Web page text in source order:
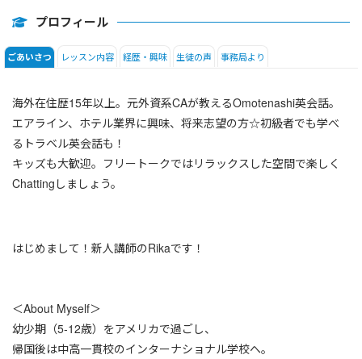
プロフィール
ごあいさつ レッスン内容 経歴・興味 生徒の声 事務局より
海外在住歴15年以上。元外資系CAが教えるOmotenashi英会話。
エアライン、ホテル業界に興味、将来志望の方☆初級者でも学べ
るトラベル英会話も！
キッズも大歓迎。フリートークではリラックスした空間で楽しく
Chattingしましょう。
はじめまして！新人講師のRikaです！
＜About Myself＞
幼少期（5‐12歳）をアメリカで過ごし、
帰国後は中高一貫校のインターナショナル学校へ。